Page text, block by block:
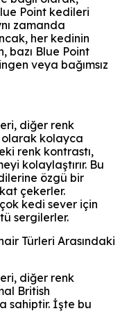
Point kedileri
zamanda
her kedinin
bazı Blue Point
veya bağımsız
diğer renk
olarak kolayca
renk kontrastı,
kolaylaştırır. Bu
özgü bir
çekerler.
kedi sever için
sergilerler.
Türleri Arasındaki
diğer renk
British
sahiptir. İşte bu